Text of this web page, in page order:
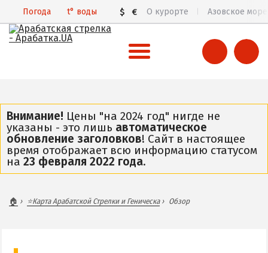
Погода t° воды $ € О курорте Азовское море
Все базы отдыха и отели
Общий обзор курорта
Арабатская Стрелка в 3D
Пляжи
Все веб-камеры
Внимание! Цены "на 2024 год" нигде не
указаны - это лишь автоматическое
обновление заголовков! Сайт в настоящее
время отображает всю информацию статусом
на 23 февраля 2022 года.
🏠 ⭐Карта Арабатской Стрелки и Геническа Обзор